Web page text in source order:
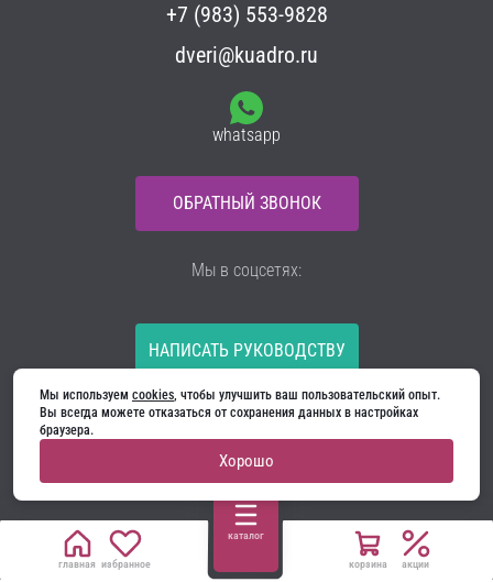
главная избранное
каталог
корзина акции
+7 (983) 553-9828
dveri@kuadro.ru
whatsapp
ОБРАТНЫЙ ЗВОНОК
НАПИСАТЬ РУКОВОДСТВУ
Все материалы на сайте принадлежат компании
ООО «Ягуар-М» — входные и межкомнатные двери
Политика конфиденциальности
Договор оферты
Cookie
Мы в соцсетях:
Мы используем cookies, чтобы улучшить ваш пользовательский опыт.
Вы всегда можете отказаться от сохранения данных в настройках
браузера.
Хорошо